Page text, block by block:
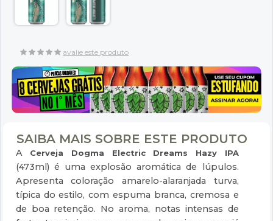
avalie este produto
SAIBA MAIS SOBRE ESTE PRODUTO
A Cerveja Dogma Electric Dreams Hazy IPA
(473ml) é uma explosão aromática de lúpulos.
Apresenta coloração amarelo-alaranjada turva,
típica do estilo, com espuma branca, cremosa e
de boa retenção. No aroma, notas intensas de